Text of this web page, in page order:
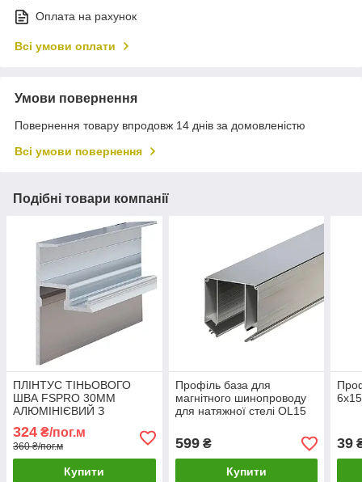
Оплата на рахунок
Всі умови оплати
Умови повернення
Повернення товару впродовж 14 днів за домовленістю
Всі умови повернення
Подібні товари компанії
ПЛІНТУС ТІНЬОВОГО
ШВА FSPRO 30ММ
АЛЮМІНІЄВИЙ З
КАНАЛОМ ПІД LED-
СТРІЧКУ 2,5М БЕЗ
ПОКРИТТЯ (F1.3028L12)
324 ₴/пог.м
360 ₴/пог.м
Купити
Профіль база для
магнітного шинопроводу
для натяжної стелі OL15
599₴
Купити
39